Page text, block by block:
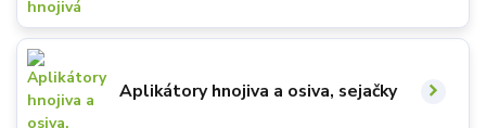
Aplikátory hnojiva a osiva, sejačky